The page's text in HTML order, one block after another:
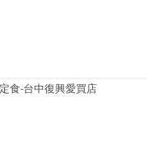
食-台中復興愛買店